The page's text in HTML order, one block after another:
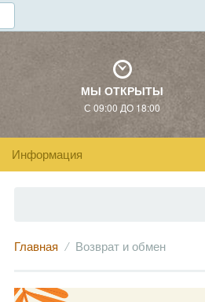
МЫ ОТКРЫТЫ
С 09:00 ДО 18:00
Информация
Главная Возврат и обмен